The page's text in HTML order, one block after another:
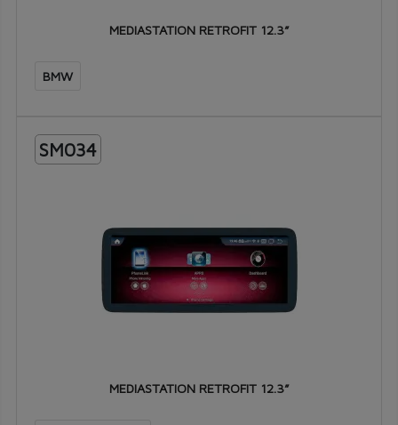
MEDIASTATION RETROFIT 12.3”
BMW
SM034
MEDIASTATION RETROFIT 12.3”